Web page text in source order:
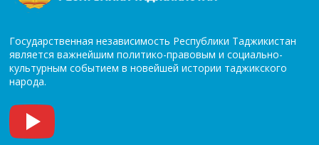
Государственная независимость Республики Таджикистан
является важнейшим политико-правовым и социально-
культурным событием в новейшей истории таджикского
народа.